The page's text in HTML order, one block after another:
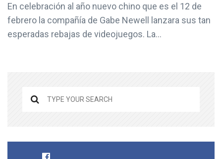
En celebración al año nuevo chino que es el 12 de
febrero la compañía de Gabe Newell lanzara sus tan
esperadas rebajas de videojuegos. La...